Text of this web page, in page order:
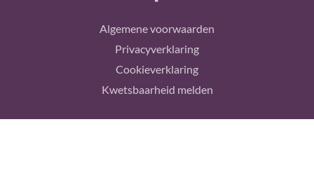
Algemene voorwaarden
Privacyverklaring
Cookieverklaring
Kwetsbaarheid melden